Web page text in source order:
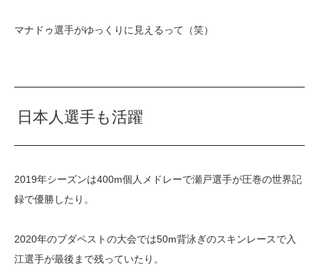
マナドゥ選手がゆっくりに見えるって（笑）
日本人選手も活躍
2019年シーズンは400m個人メドレーで瀬戸選手が圧巻の世界記
録で優勝したり。
2020年のブダペストの大会では50m背泳ぎのスキンレースで入
江選手が最後まで残っていたり。